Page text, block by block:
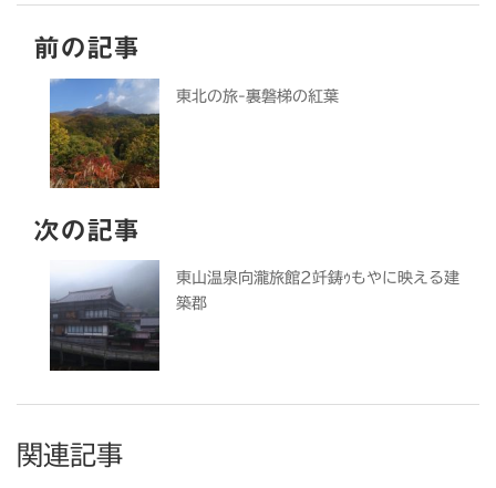
前の記事
東北の旅-裏磐梯の紅葉
次の記事
東山温泉向瀧旅館2竏鋳ｩもやに映える建
築郡
関連記事